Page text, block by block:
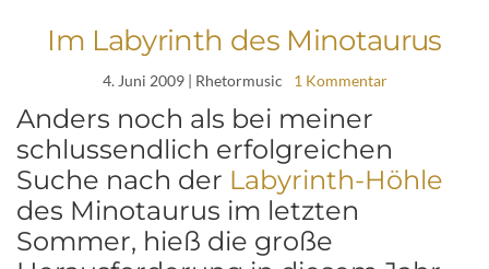
Im Labyrinth des Minotaurus
4. Juni 2009| Rhetormusic 1 Kommentar
Anders noch als bei meiner
schlussendlich erfolgreichen
Suche nach der Labyrinth-Höhle
des Minotaurus im letzten
Sommer, hieß die große